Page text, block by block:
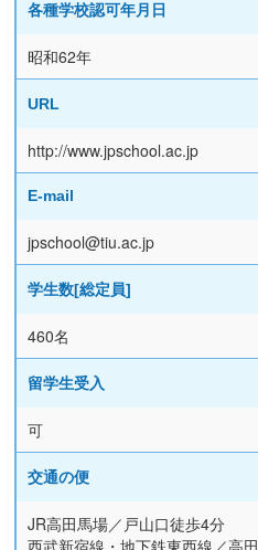
各種学校認可年月日
昭和62年
URL
http://www.jpschool.ac.jp
E-mail
jpschool@tiu.ac.jp
学生数[総定員]
460名
留学生受入
可
交通の便
JR高田馬場／戸山口徒歩4分